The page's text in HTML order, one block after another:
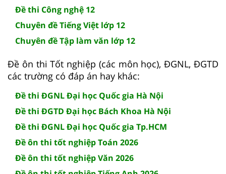
Đề thi Công nghệ 12
Chuyên đề Tiếng Việt lớp 12
Chuyên đề Tập làm văn lớp 12
Đề ôn thi Tốt nghiệp (các môn học), ĐGNL, ĐGTD
các trường có đáp án hay khác:
Đề thi ĐGNL Đại học Quốc gia Hà Nội
Đề thi ĐGTD Đại học Bách Khoa Hà Nội
Đề thi ĐGNL Đại học Quốc gia Tp.HCM
Đề ôn thi tốt nghiệp Toán 2026
Đề ôn thi tốt nghiệp Văn 2026